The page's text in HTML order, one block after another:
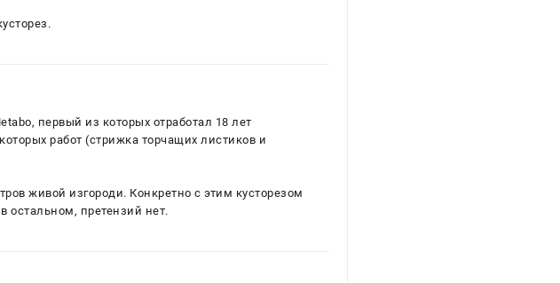
первый из которых отработал 18 лет
работ (стрижка торчащих листиков и
живой изгороди. Конкретно с этим кусторезом
остальном, претензий нет.